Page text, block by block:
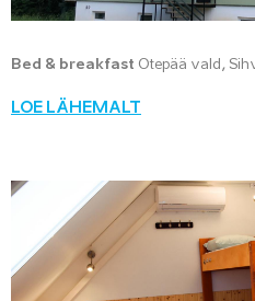
Bed & breakfast Otepää vald,
LOE LÄHEMALT